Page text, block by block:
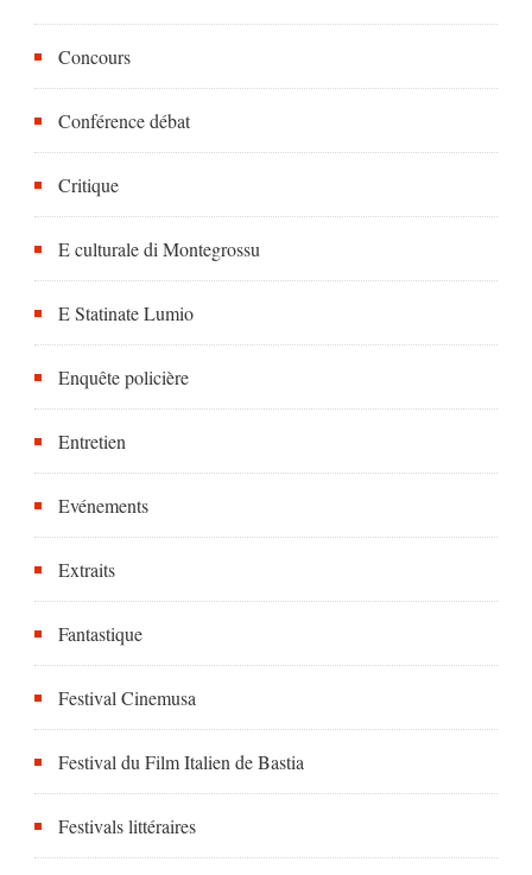
Concours
Conférence débat
Critique
E culturale di Montegrossu
E Statinate Lumio
Enquête policière
Entretien
Evénements
Extraits
Fantastique
Festival Cinemusa
Festival du Film Italien de Bastia
Festivals littéraires